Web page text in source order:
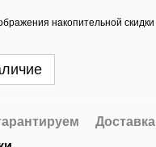
накопительной скидки
Доставка